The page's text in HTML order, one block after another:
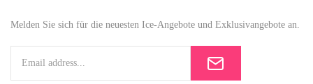
Melden Sie sich für die neuesten Ice-Angebote und Exklusivangebote an.